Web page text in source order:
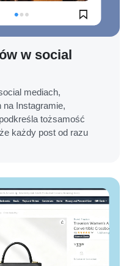
w social
mediach,
Instagramie,
tożsamość
każdy post od razu